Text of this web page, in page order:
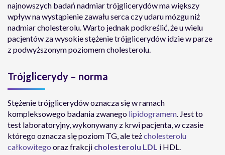
najnowszych badań nadmiar trójglicerydów ma większy
wpływ na wystąpienie zawału serca czy udaru mózgu niż
nadmiar cholesterolu. Warto jednak podkreślić, że u wielu
pacjentów za wysokie stężenie trójglicerydów idzie w parze
z podwyższonym poziomem cholesterolu.
Trójglicerydy – norma
Stężenie trójglicerydów oznacza się w ramach
kompleksowego badania zwanego lipidogramem. Jest to
test laboratoryjny, wykonywany z krwi pacjenta, w czasie
którego oznacza się poziom TG, ale teżcholesterolu
całkowitego oraz frakcji cholesterolu LDL i HDL.